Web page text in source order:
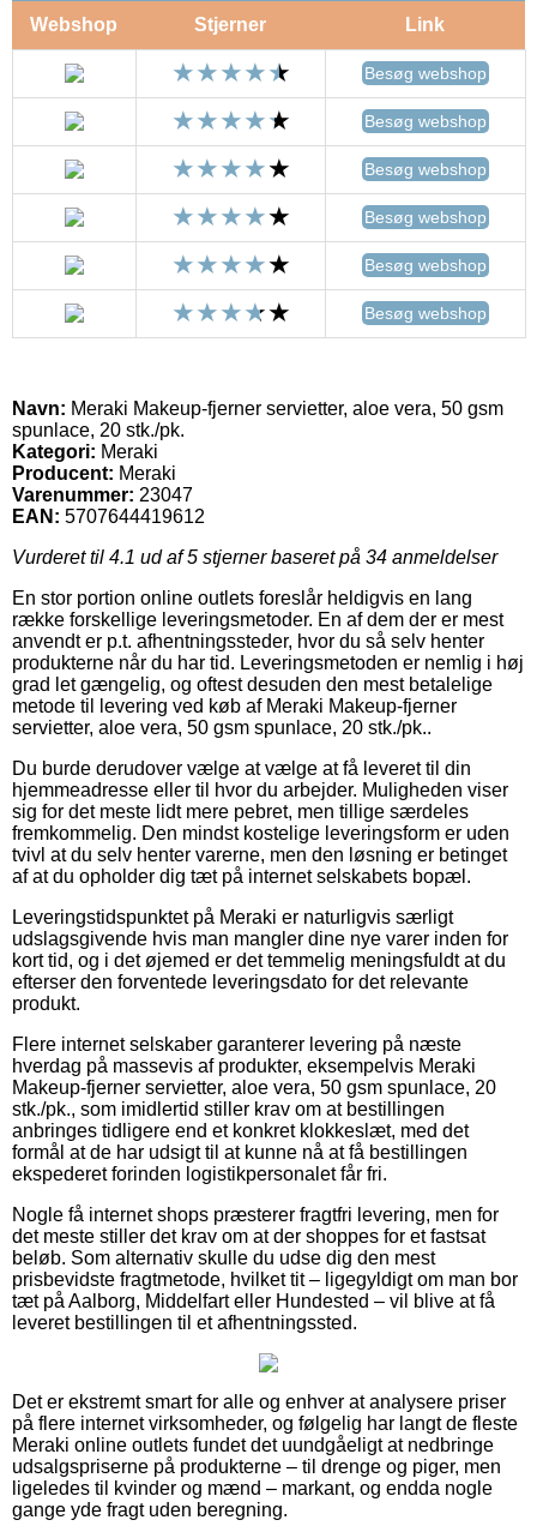
Webshop Stjerner Link
Besøg webshop
Besøg webshop
Besøg webshop
Besøg webshop
Besøg webshop
Besøg webshop
Navn: Meraki Makeup-fjerner servietter, aloe vera, 50 gsm
spunlace, 20 stk./pk.
Kategori: Meraki
Producent: Meraki
Varenummer: 23047
EAN: 5707644419612
Vurderet til 4.1 ud af 5 stjerner baseret på 34 anmeldelser
En stor portion online outlets foreslår heldigvis en lang
række forskellige leveringsmetoder. En af dem der er mest
anvendt er p.t. afhentningssteder, hvor du så selv henter
produkterne når du har tid. Leveringsmetoden er nemlig i høj
grad let gængelig, og oftest desuden den mest betalelige
metode til levering ved køb af Meraki Makeup-fjerner
servietter, aloe vera, 50 gsm spunlace, 20 stk./pk..
Du burde derudover vælge at vælge at få leveret til din
hjemmeadresse eller til hvor du arbejder. Muligheden viser
sig for det meste lidt mere pebret, men tillige særdeles
fremkommelig. Den mindst kostelige leveringsform er uden
tvivl at du selv henter varerne, men den løsning er betinget
af at du opholder dig tæt på internet selskabets bopæl.
Leveringstidspunktet på Meraki er naturligvis særligt
udslagsgivende hvis man mangler dine nye varer inden for
kort tid, og i det øjemed er det temmelig meningsfuldt at du
efterser den forventede leveringsdato for det relevante
produkt.
Flere internet selskaber garanterer levering på næste
hverdag på massevis af produkter, eksempelvis Meraki
Makeup-fjerner servietter, aloe vera, 50 gsm spunlace, 20
stk./pk., som imidlertid stiller krav om at bestillingen
anbringes tidligere end et konkret klokkeslæt, med det
formål at de har udsigt til at kunne nå at få bestillingen
ekspederet forinden logistikpersonalet får fri.
Nogle få internet shops præsterer fragtfri levering, men for
det meste stiller det krav om at der shoppes for et fastsat
beløb. Som alternativ skulle du udse dig den mest
prisbevidste fragtmetode, hvilket tit – ligegyldigt om man bor
tæt på Aalborg, Middelfart eller Hundested – vil blive at få
leveret bestillingen til et afhentningssted.
Det er ekstremt smart for alle og enhver at analysere priser
på flere internet virksomheder, og følgelig har langt de fleste
Meraki online outlets fundet det uundgåeligt at nedbringe
udsalgspriserne på produkterne – til drenge og piger, men
ligeledes til kvinder og mænd – markant, og endda nogle
gange yde fragt uden beregning.